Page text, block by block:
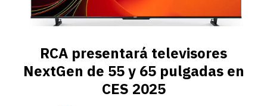
RCA presentará televisores
NextGen de 55 y 65 pulgadas en
CES 2025